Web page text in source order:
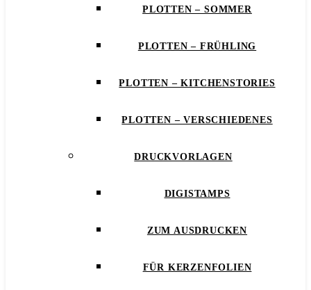
PLOTTEN – SOMMER
PLOTTEN – FRÜHLING
PLOTTEN – KITCHENSTORIES
PLOTTEN – VERSCHIEDENES
DRUCKVORLAGEN
DIGISTAMPS
ZUM AUSDRUCKEN
FÜR KERZENFOLIEN